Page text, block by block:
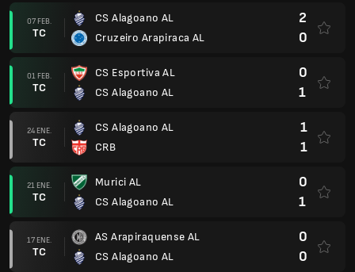
07 FEB.
TC
CS Alagoano AL
Cruzeiro Arapiraca AL
2
0
01 FEB.
TC
CS Esportiva AL
CS Alagoano AL
0
1
24 ENE.
TC
CS Alagoano AL
CRB
1
1
21 ENE.
TC
Murici AL
CS Alagoano AL
0
1
17 ENE.
TC
AS Arapiraquense AL
CS Alagoano AL
0
0